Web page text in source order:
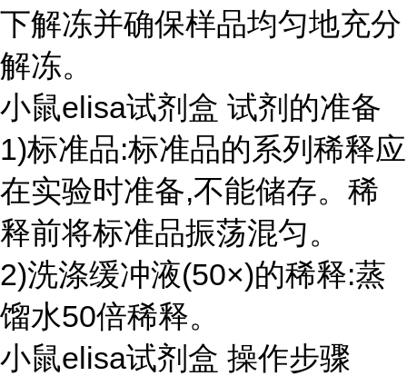
下解冻并确保样品均匀地充分
解冻。
小鼠elisa试剂盒 试剂的准备
1)标准品:标准品的系列稀释应
在实验时准备,不能储存。稀
释前将标准品振荡混匀。
2)洗涤缓冲液(50×)的稀释:蒸
馏水50倍稀释。
小鼠elisa试剂盒 操作步骤